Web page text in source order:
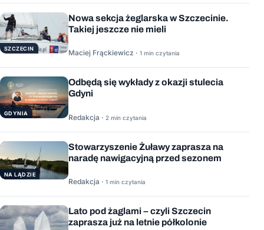
SZCZECIN
Nowa sekcja żeglarska w Szczecinie.
Takiej jeszcze nie mieli
Maciej Frąckiewicz · 1 min czytania
GDYNIA
Odbędą się wykłady z okazji stulecia
Gdyni
Redakcja · 2 min czytania
NA LĄDZIE
Stowarzyszenie Żuławy zaprasza na
naradę nawigacyjną przed sezonem
Redakcja · 1 min czytania
Lato pod żaglami – czyli Szczecin
zaprasza już na letnie półkolonie